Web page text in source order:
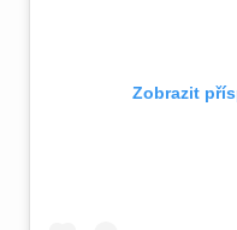
Zobrazit